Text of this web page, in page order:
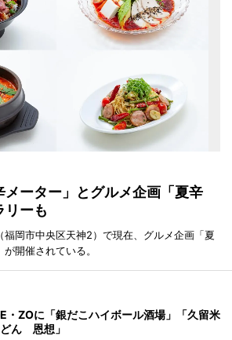
メーター」とグルメ企画「夏辛
ーも
福岡市中央区天神2）で現在、グルメ企画「夏
開催されている。
・ZOに「銀だこハイボール酒場」「久留米
ん 恩想」